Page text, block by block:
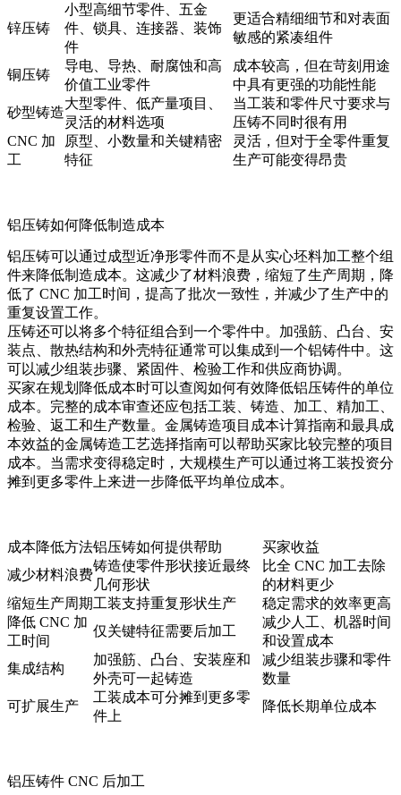
锌压铸
小型高细节零件、五金
件、锁具、连接器、装饰
件
更适合精细细节和对表面
敏感的紧凑组件
铜压铸
导电、导热、耐腐蚀和高
价值工业零件
成本较高，但在苛刻用途
中具有更强的功能性能
砂型铸造
大型零件、低产量项目、
灵活的材料选项
当工装和零件尺寸要求与
压铸不同时很有用
CNC 加
工
原型、小数量和关键精密
特征
灵活，但对于全零件重复
生产可能变得昂贵
铝压铸如何降低制造成本
铝压铸可以通过成型近净形零件而不是从实心坯料加工整个组
件来降低制造成本。这减少了材料浪费，缩短了生产周期，降
低了 CNC 加工时间，提高了批次一致性，并减少了生产中的
重复设置工作。
压铸还可以将多个特征组合到一个零件中。加强筋、凸台、安
装点、散热结构和外壳特征通常可以集成到一个铝铸件中。这
可以减少组装步骤、紧固件、检验工作和供应商协调。
买家在规划降低成本时可以查阅如何有效降低铝压铸件的单位
成本。完整的成本审查还应包括工装、铸造、加工、精加工、
检验、返工和生产数量。 金属铸造项目成本计算指南和最具成
本效益的金属铸造工艺选择指南可以帮助买家比较完整的项目
成本。当需求变得稳定时， 大规模生产可以通过将工装投资分
摊到更多零件上来进一步降低平均单位成本。
成本降低方法铝压铸如何提供帮助
买家收益
减少材料浪费
铸造使零件形状接近最终
几何形状
比全 CNC 加工去除
的材料更少
缩短生产周期工装支持重复形状生产
稳定需求的效率更高
降低 CNC 加
工时间
仅关键特征需要后加工
减少人工、机器时间
和设置成本
集成结构
加强筋、凸台、安装座和
外壳可一起铸造
减少组装步骤和零件
数量
可扩展生产
工装成本可分摊到更多零
件上
降低长期单位成本
铝压铸件 CNC 后加工